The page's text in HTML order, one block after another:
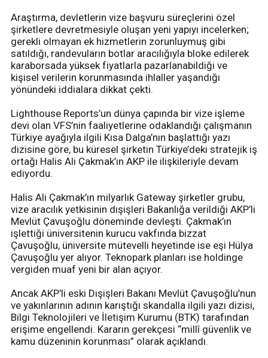
Araştırma, devletlerin vize başvuru süreçlerini özel
şirketlere devretmesiyle oluşan yeni yapıyı incelerken;
gerekli olmayan ek hizmetlerin zorunluymuş gibi
satıldığı, randevuların botlar aracılığıyla bloke edilerek
karaborsada yüksek fiyatlarla pazarlanabildiği ve
kişisel verilerin korunmasında ihlaller yaşandığı
yönündeki iddialara dikkat çekti.
Lighthouse Reports’un dünya çapında bir vize işleme
devi olan VFS’nin faaliyetlerine odaklandığı çalışmanın
Türkiye ayağıyla ilgili Kısa Dalga’nın başlattığı yazı
dizisine göre, bu küresel şirketin Türkiye’deki stratejik iş
ortağı Halis Ali Çakmak’ın AKP ile ilişkileriyle devam
ediyordu.
Halis Ali Çakmak’ın milyarlık Gateway şirketler grubu,
vize aracılık yetkisinin dışişleri Bakanlığa verildiği AKP’li
Mevlüt Çavuşoğlu döneminde devleşti. Çakmak’ın
işlettiği üniversitenin kurucu vakfında bizzat
Çavuşoğlu, üniversite mütevelli heyetinde ise eşi Hülya
Çavuşoğlu yer alıyor. Teknopark planları ise holdinge
vergiden muaf yeni bir alan açıyor.
Ancak AKP’li eski Dışişleri Bakanı Mevlüt Çavuşoğlu’nun
ve yakınlarının adının karıştığı skandalla ilgili yazı dizisi,
Bilgi Teknolojileri ve İletişim Kurumu (BTK) tarafından
erişime engellendi. Kararın gerekçesi “millî güvenlik ve
kamu düzeninin korunması” olarak açıklandı.